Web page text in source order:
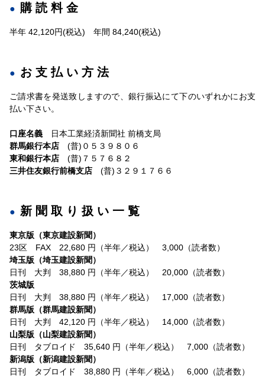
購読料金
半年 42,120円(税込) 年間 84,240(税込)
お支払い方法
ご請求書を発送致しますので、銀行振込にて下のいずれかにお支
払い下さい。
口座名義 日本工業経済新聞社 前橋支局
群馬銀行本店 (普)０５３９８０６
東和銀行本店 (普)７５７６８２
三井住友銀行前橋支店 (普)３２９１７６６
新聞取り扱い一覧
東京版（東京建設新聞）
23区 FAX 22,680 円（半年／税込） 3,000（読者数）
埼玉版（埼玉建設新聞）
日刊 大判 38,880 円（半年／税込） 20,000（読者数）
茨城版
日刊 大判 38,880 円（半年／税込） 17,000（読者数）
群馬版（群馬建設新聞）
日刊 大判 42,120 円（半年／税込） 14,000（読者数）
山梨版（山梨建設新聞）
日刊 タブロイド 35,640 円（半年／税込） 7,000（読者数）
新潟版（新潟建設新聞）
日刊 タブロイド 38,880 円（半年／税込） 6,000（読者数）